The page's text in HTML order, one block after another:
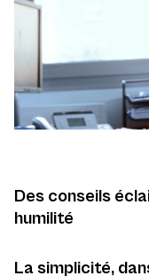
Des conseils
humilité
La simplicité,